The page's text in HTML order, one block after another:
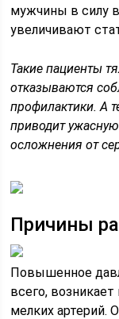
мужчины в силу
увеличивают
Такие пациенты
отказываются
профилактики. А
приводит
осложнения от
Причины
Повышенное
всего,
мелких артерий.